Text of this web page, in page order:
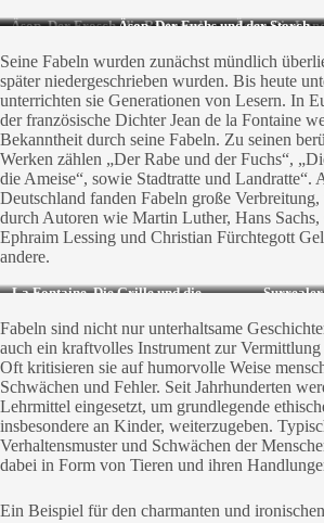
Äsop, Der Frosch, die Ratte und
Äsop, Die
Äsop, Der Fuchs und der Storch
Seine Fabeln wurden zunächst mündlich
später niedergeschrieben wurden. Bis heute
unterrichten sie Generationen von Lesern. In
der französische Dichter Jean de la Fontaine
Bekanntheit durch seine Fabeln. Zu seinen
Werken zählen „Der Rabe und der Fuchs“,
die Ameise“, sowie Stadtratte und Landratte“.
Deutschland fanden Fabeln große Verbreitung,
durch Autoren wie Martin Luther, Hans
Ephraim Lessing und Christian Fürchtegott
andere.
La Fontaine, Die Grille und die
Fabeln sind nicht nur unterhaltsame
auch ein kraftvolles Instrument zur
Oft kritisieren sie auf humorvolle Weise
Schwächen und Fehler. Seit Jahrhunderten
Lehrmittel eingesetzt, um grundlegende
insbesondere an Kinder, weiterzugeben.
Verhaltensmuster und Schwächen der
dabei in Form von Tieren und ihren
Ein Beispiel für den charmanten und